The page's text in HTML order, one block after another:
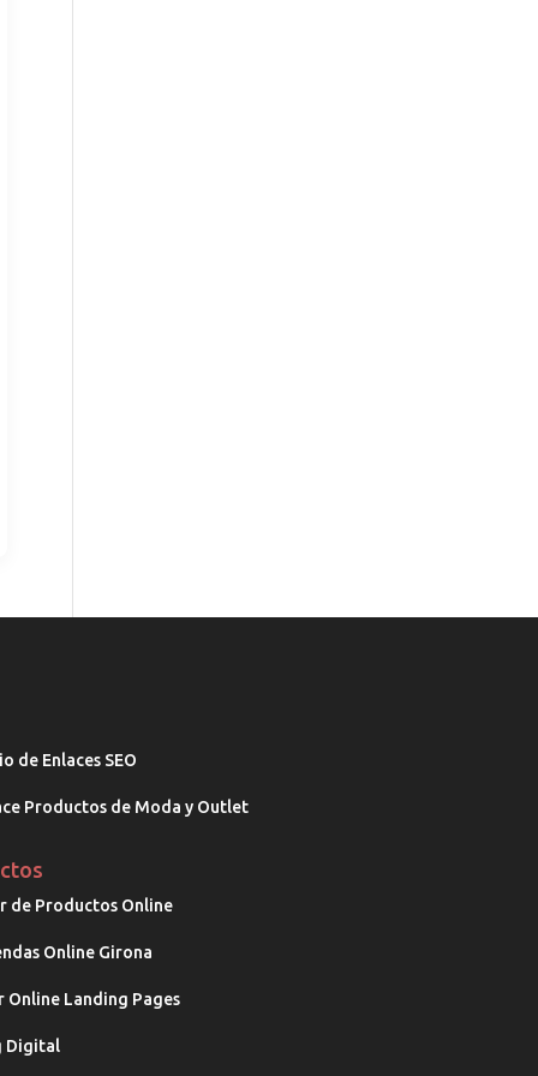
de Enlaces SEO
Productos de Moda y Outlet
de Productos Online
Online Girona
Online Landing Pages
Digital